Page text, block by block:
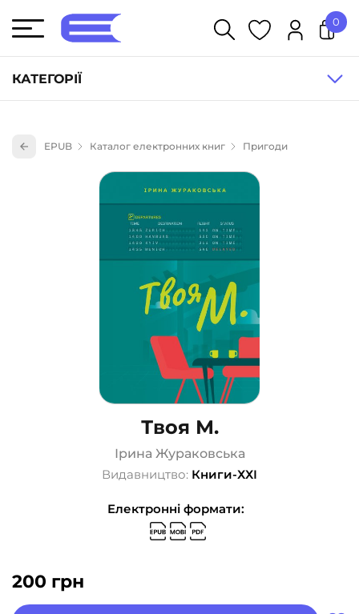
КАТЕГОРІЇ
Книги для дітей (835)
Книги для підлітків (240)
Науково-популярна література (1015)
Навчальна література та посібники (527)
Енциклопедії, довідники, словники (55)
Подарункові сертифікати (1)
0
EPUB Каталог електронних книг Пригоди
Твоя М.
Ірина Жураковська
Видавництво: Книги-ХХІ
Електронні формати:
200 грн